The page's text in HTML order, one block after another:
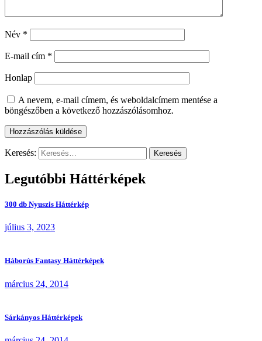
Név *
E-mail cím *
Honlap
A nevem, e-mail címem, és weboldalcímem mentése a
böngészőben a következő hozzászólásomhoz.
Keresés:
Legutóbbi Háttérképek
300 db Nyuszis Háttérkép
július 3, 2023
Háborús Fantasy Háttérképek
március 24, 2014
Sárkányos Háttérképek